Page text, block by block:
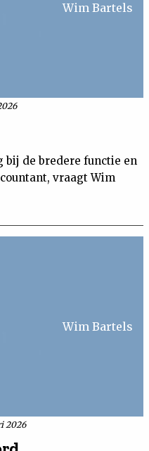
Wim Bartels
bij de bredere functie en
vraagt Wim
Wim Bartels
2026